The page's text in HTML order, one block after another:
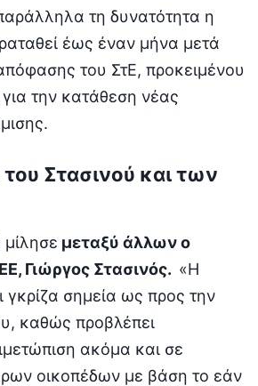
τη δυνατότητα η
έως έναν μήνα μετά
του ΣτΕ, προκειμένου
την κατάθεση νέας
Στασινού και των
μίλησε μεταξύ άλλων ο
Γιώργος Στασινός. «Η
σημεία ως προς την
καθώς προβλέπει
ακόμα και σε
οικοπέδων με βάση το εάν